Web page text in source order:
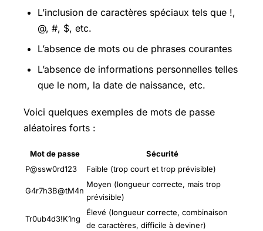
L’inclusion de caractères spéciaux tels que !,
@, #, $, etc.
L’absence de mots ou de phrases courantes
L’absence de informations personnelles telles
que le nom, la date de naissance, etc.
Voici quelques exemples de mots de passe
aléatoires forts :
Mot de passe
Sécurité
P@ssw0rd123
Faible (trop court et trop prévisible)
G4r7h3B@tM4n
Moyen (longueur correcte, mais trop
prévisible)
Tr0ub4d3!K1ng
Élevé (longueur correcte, combinaison
de caractères, difficile à deviner)